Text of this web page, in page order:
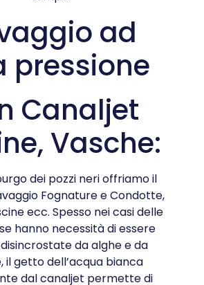
ad
pressione
Canaljet
Vasche:
dei pozzi neri offriamo il
Fognature e Condotte,
ecc. Spesso nei casi delle
hanno necessità di essere
da alghe e da
il getto dell’acqua bianca
dal canaljet permette di